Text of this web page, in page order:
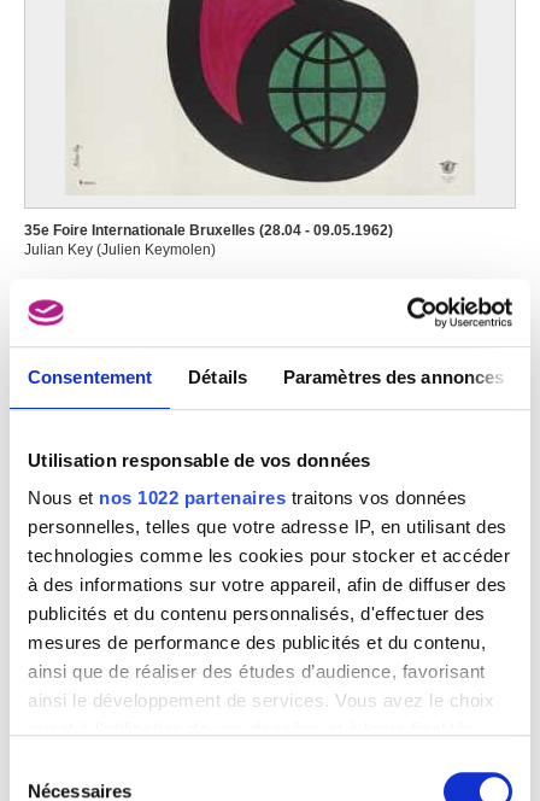
Consentement Détails Paramètres des annonces
Utilisation responsable de vos données
Nous et nos 1022 partenaires traitons vos données
personnelles, telles que votre adresse IP, en utilisant des
technologies comme les cookies pour stocker et accéder
à des informations sur votre appareil, afin de diffuser des
publicités et du contenu personnalisés, d'effectuer des
mesures de performance des publicités et du contenu,
ainsi que de réaliser des études d’audience, favorisant
ainsi le développement de services. Vous avez le choix
tout moment en consultant la Déclaration relative aux
Nécessaires
35e Foire Internationale Bruxelles (28.04 - 09.05.1962)
Julian Key (Julien Keymolen)
Julian Key (Julien Keymolen)